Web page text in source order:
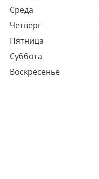
Среда
Четверг
Пятница
Суббота
Воскресенье